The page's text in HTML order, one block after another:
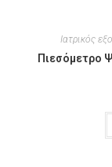
Ιατρικός
Πιεσόμετρο